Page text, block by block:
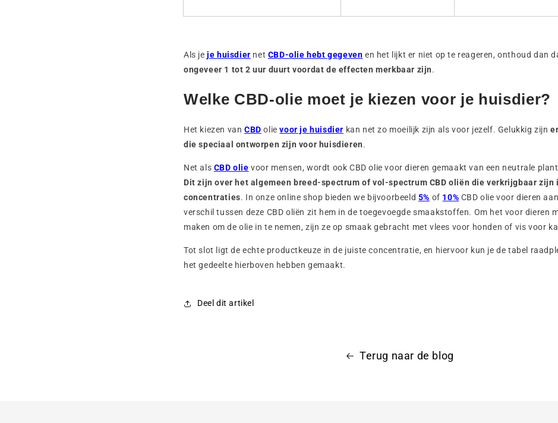
Als jeje huisdier net CBD-olie hebt gegeven en het lijkt er niet op te reageren, onthoud dan
ongeveer 1 tot 2 uur duurt voordat de effecten merkbaar zijn.
Welke CBD-olie moet je kiezen voor je huisdier?
Het kiezen van CBD olievoor je huisdier kan net zo moeilijk zijn als voor jezelf. Gelukkig zijn
die speciaal ontworpen zijn voor huisdieren.
Net als CBD olie voor mensen, wordt ook CBD olie voor dieren gemaakt van een neutrale
Dit zijn over het algemeen breed-spectrum of vol-spectrum CBD oliën die verkrijgbaar zijn
concentraties. In onze online shop bieden we bijvoorbeeld 5% of 10% CBD olie voor dieren
verschil tussen deze CBD oliën zit hem in de toegevoegde smaakstoffen. Om het voor dieren
maken om de olie in te nemen, zijn ze op smaak gebracht met vlees voor honden of vis voor
Tot slot ligt de echte productkeuze in de juiste concentratie, en hiervoor kun je de tabel
het gedeelte hierboven hebben gemaakt.
Deel dit artikel
Terug naar de blog